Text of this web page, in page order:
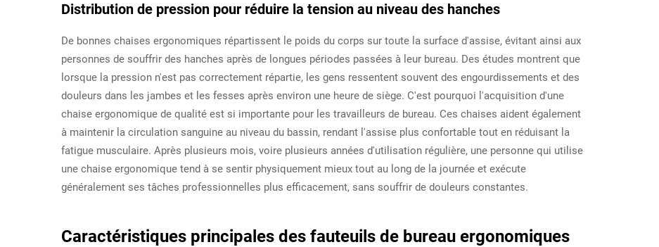
Distribution de pression pour réduire la tension au niveau des hanches
De bonnes chaises ergonomiques répartissent le poids du corps sur toute la surface d'assise, évitant ainsi aux
personnes de souffrir des hanches après de longues périodes passées à leur bureau. Des études montrent que
lorsque la pression n'est pas correctement répartie, les gens ressentent souvent des engourdissements et des
douleurs dans les jambes et les fesses après environ une heure de siège. C'est pourquoi l'acquisition d'une
chaise ergonomique de qualité est si importante pour les travailleurs de bureau. Ces chaises aident également
à maintenir la circulation sanguine au niveau du bassin, rendant l'assise plus confortable tout en réduisant la
fatigue musculaire. Après plusieurs mois, voire plusieurs années d'utilisation régulière, une personne qui utilise
une chaise ergonomique tend à se sentir physiquement mieux tout au long de la journée et exécute
généralement ses tâches professionnelles plus efficacement, sans souffrir de douleurs constantes.
Caractéristiques principales des fauteuils de bureau ergonomiques